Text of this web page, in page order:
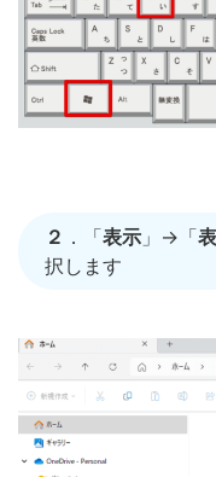
２ ．「表示 」→「
択します